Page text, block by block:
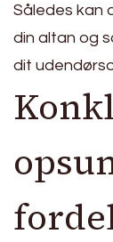
Således kan
din altan og
dit